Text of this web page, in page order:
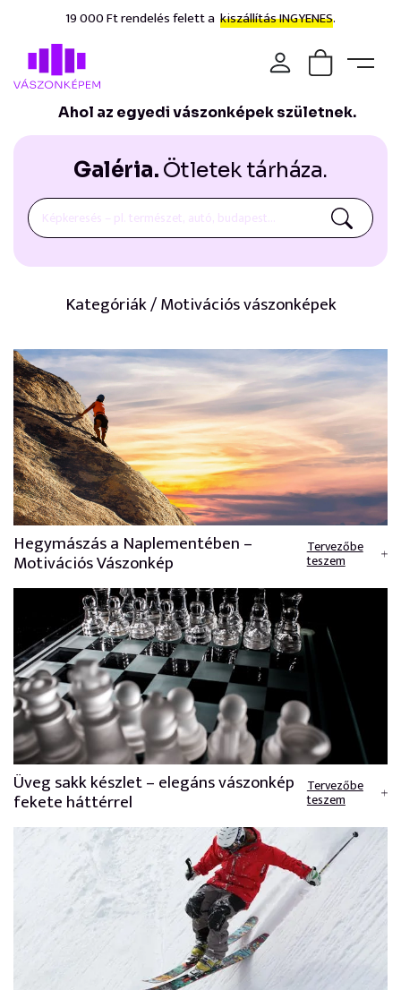
19 000 Ft rendelés felett a kiszállítás INGYENES.
Ahol az egyedi vászonképek születnek.
Galéria. Ötletek tárháza.
Kategóriák / Motivációs vászonképek
Hegymászás a Naplementében –
Motivációs Vászonkép
Tervezőbe
teszem
Üveg sakk készlet – elegáns vászonkép
fekete háttérrel
Tervezőbe
teszem